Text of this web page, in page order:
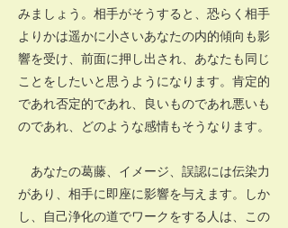
みましょう。相手がそうすると、恐らく相手
よりかは遥かに小さいあなたの内的傾向も影
響を受け、前面に押し出され、あなたも同じ
ことをしたいと思うようになります。肯定的
であれ否定的であれ、良いものであれ悪いも
のであれ、どのような感情もそうなります。
あなたの葛藤、イメージ、誤認には伝染力
があり、相手に即座に影響を与えます。しか
し、自己浄化の道でワークをする人は、この